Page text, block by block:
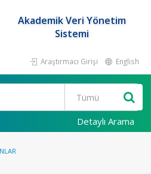
Akademik Veri Yönetim
Sistemi
Araştırmacı Girişi English
Detaylı Arama